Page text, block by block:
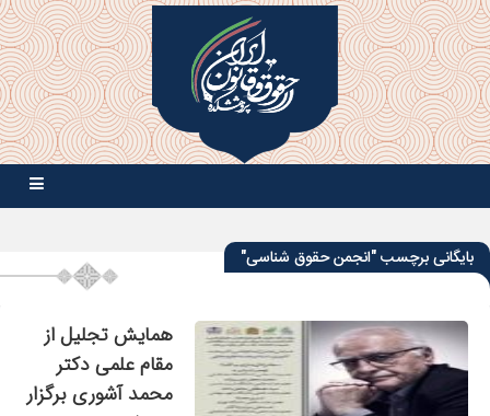
بایگانی برچسب "انجمن حقوق شناسی"
همایش تجلیل از
مقام علمی دکتر
محمد آشوری برگزار